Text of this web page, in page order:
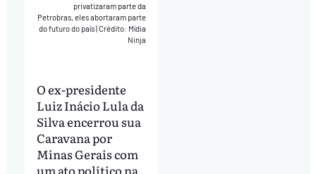
privatizaram parte da
Petrobras, eles abortaram parte
do futuro do país|Crédito: Mídia
Ninja
O ex-presidente
Luiz Inácio Lula da
Silva encerrou sua
Caravana por
Minas Gerais com
um ato político na